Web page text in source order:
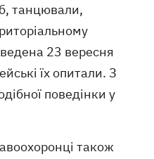
танцювали,
23 вересня
їх опитали. З
поведінки у
також